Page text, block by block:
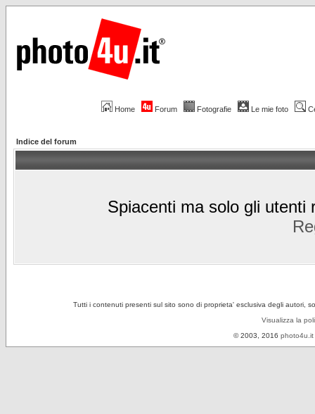
Home Forum Fotografie Le mie foto
Indice del forum
Spiacenti ma solo gli utenti
Tutti i contenuti presenti sul sito sono di proprieta' esclusiva degli autori,
Visualizza la
© 2003, 2016 photo4u.it